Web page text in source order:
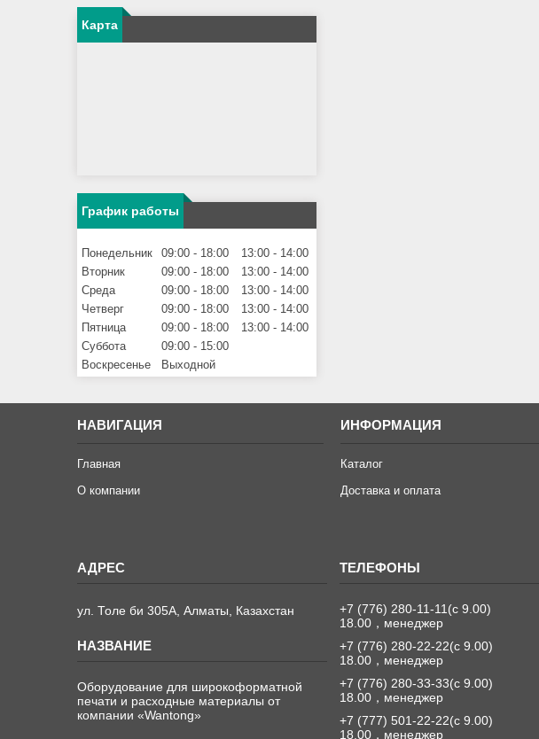
Карта
График работы
Понедельник 09:00 18:00 13:00
14:00
Вторник
09:00 18:00 13:00
14:00
Среда
09:00 18:00 13:00
14:00
Четверг
09:00 18:00 13:00
14:00
Пятница
09:00 18:00 13:00
14:00
Суббота
09:00
15:00
Воскресенье
Выходной
НАВИГАЦИЯ
Главная
О компании
ИНФОРМАЦИЯ
Каталог
Доставка и оплата
ул. Толе би 305А, Алматы, Казахстан
Оборудование для широкоформатной
печати и расходные материалы от
компании «Wantong»
+7 (776) 280-11-11 с 9.00
18.00，менеджер
+7 (776) 280-22-22 с 9.00
18.00，менеджер
+7 (776) 280-33-33 с 9.00
18.00，менеджер
+7 (777) 501-22-22 с 9.00
18.00，менеджер